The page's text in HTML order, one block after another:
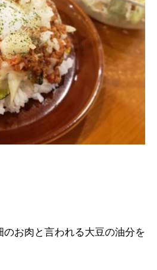
のお肉と言われる大豆の油分を